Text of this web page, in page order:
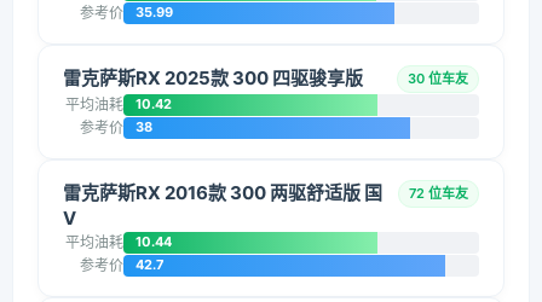
参考价 35.99
雷克萨斯RX 2025款 300 四驱骏享版 30 位车友
平均油耗 10.42
参考价 38
雷克萨斯RX 2016款 300 两驱舒适版 国
V
72 位车友
平均油耗 10.44
参考价 42.7